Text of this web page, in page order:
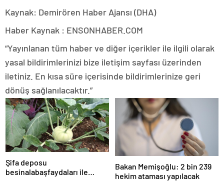
Kaynak: Demirören Haber Ajansı (DHA)
Haber Kaynak : ENSONHABER.COM
“Yayınlanan tüm haber ve diğer içerikler ile ilgili olarak
yasal bildirimlerinizi bize iletişim sayfası üzerinden
iletiniz. En kısa süre içerisinde bildirimlerinize geri
dönüş sağlanılacaktır.”
Şifa deposu
besinalabaşfaydaları ile
Bakan Memişoğlu: 2 bin 239
hekim ataması yapılacak